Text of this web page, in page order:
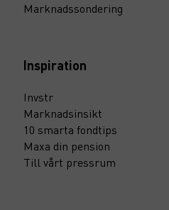
Marknadssondering
Inspiration
Invstr
Marknadsinsikt
10 smarta fondtips
Maxa din pension
Till vårt pressrum